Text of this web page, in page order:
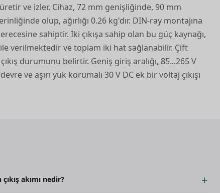
ve izler. Cihaz, 72 mm genişliğinde, 90 mm
olup, ağırlığı 0.26 kg'dır. DIN-ray montajına
sahiptir. İki çıkışa sahip olan bu güç kaynağı,
verilmektedir ve toplam iki hat sağlanabilir. Çift
durumunu belirtir. Geniş giriş aralığı, 85...265 V
ve aşırı yük korumalı 30 V DC ek bir voltaj çıkışı
akımı nedir?